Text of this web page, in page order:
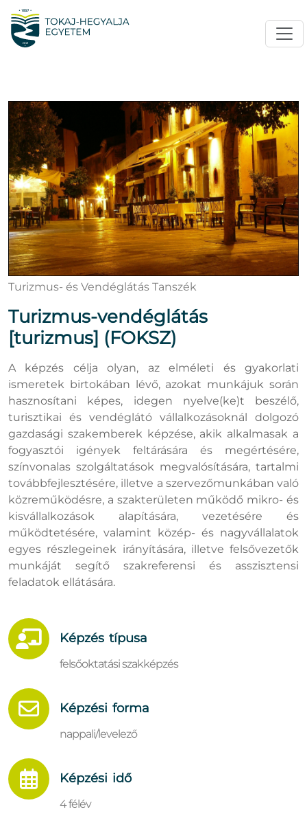
Turizmus- és Vendéglátás Tanszék
Turizmus-vendéglátás
[turizmus] (FOKSZ)
A képzés célja olyan, az elméleti és gyakorlati
ismeretek birtokában lévő, azokat munkájuk során
hasznosítani képes, idegen nyelve(ke)t beszélő,
turisztikai és vendéglátó vállalkozásoknál dolgozó
gazdasági szakemberek képzése, akik alkalmasak a
fogyasztói igények feltárására és megértésére,
színvonalas szolgáltatások megvalósítására, tartalmi
továbbfejlesztésére, illetve a szervezőmunkában való
közreműködésre, a szakterületen működő mikro- és
kisvállalkozások alapítására, vezetésére és
működtetésére, valamint közép- és nagyvállalatok
egyes részlegeinek irányítására, illetve felsővezetők
munkáját segítő szakreferensi és asszisztensi
feladatok ellátására.
Képzés típusa
felsőoktatási szakképzés
Képzési forma
nappali/levelező
Képzési idő
4 félév